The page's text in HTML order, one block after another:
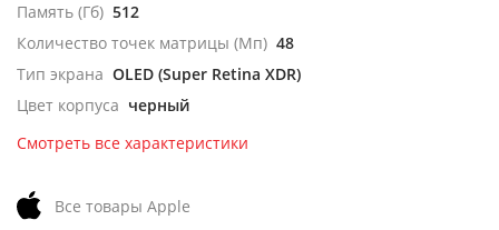
Память (Гб) 512
Количество точек матрицы (Мп) 48
Тип экрана OLED (Super Retina XDR)
Цвет корпуса черный
Смотреть все характеристики
Все товары Apple